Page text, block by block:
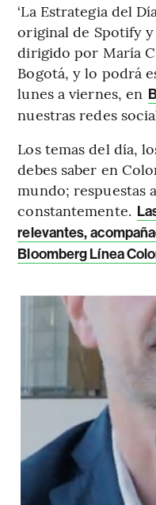
‘La Estrategia del
original de Spotify
dirigido por María
Bogotá, y lo podrá
lunes a viernes, en
nuestras redes
Los temas del día,
debes saber en
mundo; respuestas
constantemente.
relevantes,
Bloomberg Línea